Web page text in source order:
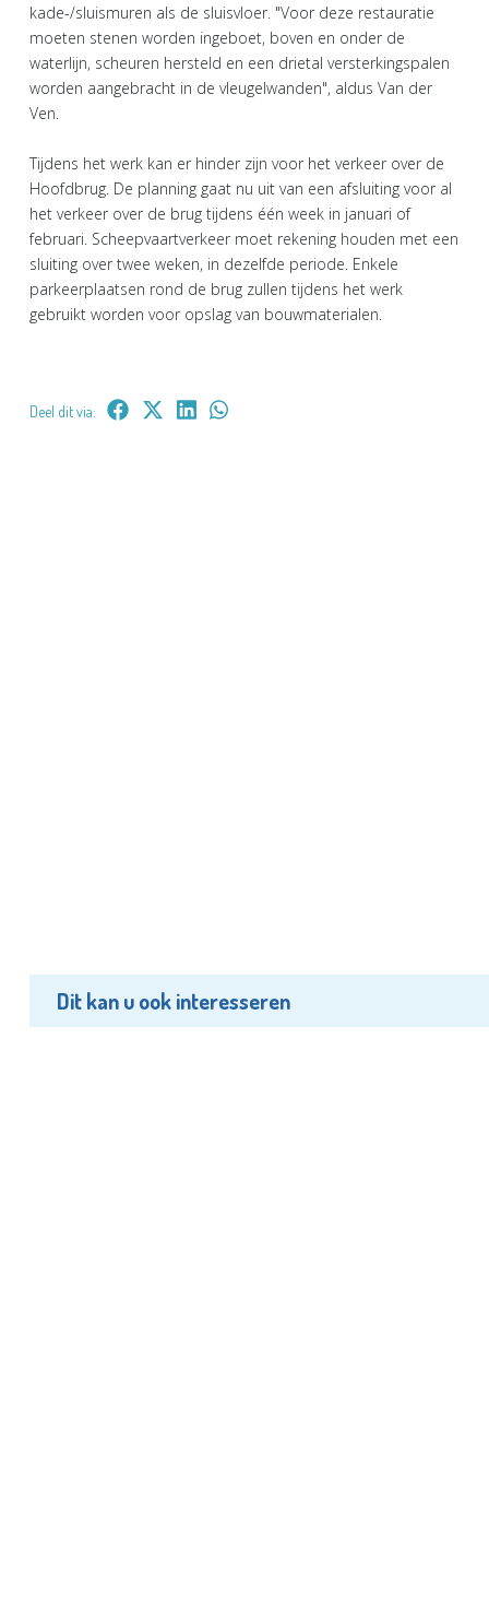
kade-/sluismuren als de sluisvloer. "Voor deze restauratie
moeten stenen worden ingeboet, boven en onder de
waterlijn, scheuren hersteld en een drietal versterkingspalen
worden aangebracht in de vleugelwanden", aldus Van der
Ven.
Tijdens het werk kan er hinder zijn voor het verkeer over de
Hoofdbrug. De planning gaat nu uit van een afsluiting voor al
het verkeer over de brug tijdens één week in januari of
februari. Scheepvaartverkeer moet rekening houden met een
sluiting over twee weken, in dezelfde periode. Enkele
parkeerplaatsen rond de brug zullen tijdens het werk
gebruikt worden voor opslag van bouwmaterialen.
Deel dit via:
Dit kan u ook interesseren